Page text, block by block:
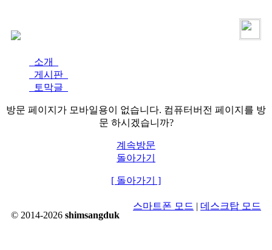
소개
게시판
토막글
방문 페이지가 모바일용이 없습니다. 컴퓨터버전 페이지를 방
문 하시겠습니까?
계속방문
돌아가기
[ 돌아가기 ]
© 2014-2026 shimsangduk
스마트폰 모드 | 데스크탑 모드